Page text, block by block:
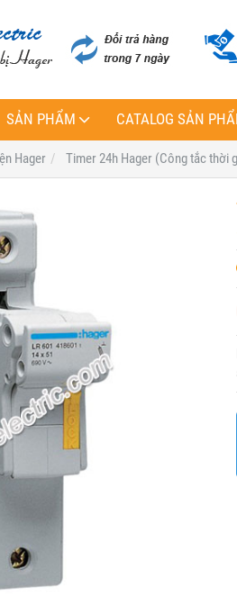
SẢN PHẨM CATALOG SẢN
Hager Timer 24h Hager (Công tắc thời